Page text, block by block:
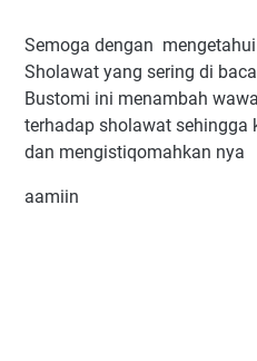
Semoga dengan
Sholawat yang sering di
Bustomi ini menambah
terhadap sholawat sehingga
dan mengistiqomahkan nya
aamiin